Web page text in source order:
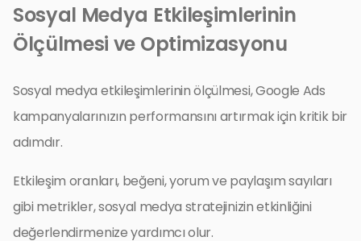
Sosyal Medya Etkileşimlerinin
Ölçülmesi ve Optimizasyonu
Sosyal medya etkileşimlerinin ölçülmesi, Google Ads
kampanyalarınızın performansını artırmak için kritik bir
adımdır.
Etkileşim oranları, beğeni, yorum ve paylaşım sayıları
gibi metrikler, sosyal medya stratejinizin etkinliğini
değerlendirmenize yardımcı olur.